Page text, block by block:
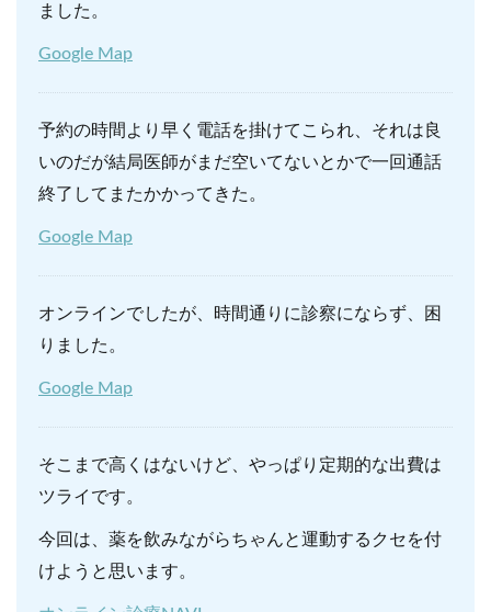
ました。
Google Map
予約の時間より早く電話を掛けてこられ、それは良
いのだが結局医師がまだ空いてないとかで一回通話
終了してまたかかってきた。
Google Map
オンラインでしたが、時間通りに診察にならず、困
りました。
Google Map
そこまで高くはないけど、やっぱり定期的な出費は
ツライです。
今回は、薬を飲みながらちゃんと運動するクセを付
けようと思います。